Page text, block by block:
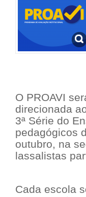
O PROAVI
direcionada
3ª Série do
pedagógicos
outubro, na
lassalistas
Cada escola